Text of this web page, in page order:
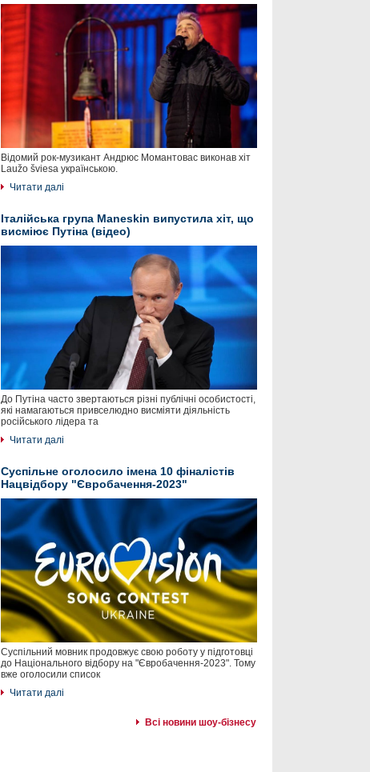
Відомий рок-музикант Андрюс Момантовас виконав хіт
Laužo šviesa українською.
Читати далі
Італійська група Maneskin випустила хіт, що
висміює Путіна (відео)
До Путіна часто звертаються різні публічні особистості,
які намагаються привселюдно висміяти діяльність
російського лідера та
Читати далі
Суспільне оголосило імена 10 фіналістів
Нацвідбору "Євробачення-2023"
Суспільний мовник продовжує свою роботу у підготовці
до Національного відбору на "Євробачення-2023". Тому
вже оголосили список
Читати далі
Всі новини шоу-бізнесу